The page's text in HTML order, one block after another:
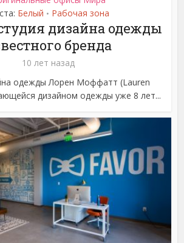
Белый • Рабочая зона
дизайна одежды
бренда
10 лет назад
одежды Лорен Моффатт (Lauren
дизайном одежды уже 8 лет...